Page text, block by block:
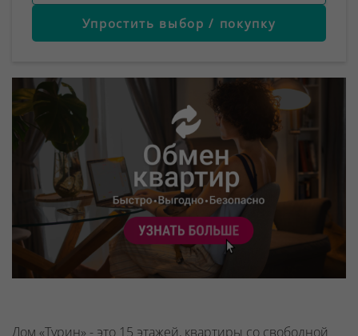
Упростить выбор / покупку
Дом «Турин» - это 15 этажей, квартиры со свободной